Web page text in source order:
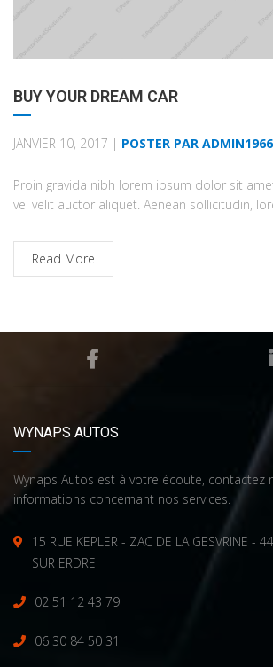
BUY YOUR DREAM CAR
JANVIER 10, 2017 | POSTER PAR ADMIN1966
Proin gravida nibh lorem ipsum dolor sit
vel velit auctor aliquet. Aenean sollicitudin,
Read More
WYNAPS AUTOS
Wynaps Autos est à votre écoute, contactez
informations concernant nos services.
15 RUE KEPLER - ZAC DE LA GESVRINE -
SUR ERDRE
02 51 12 43 79
06 30 84 50 31